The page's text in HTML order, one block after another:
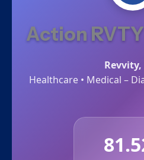
Action
Healthcare • Medical –